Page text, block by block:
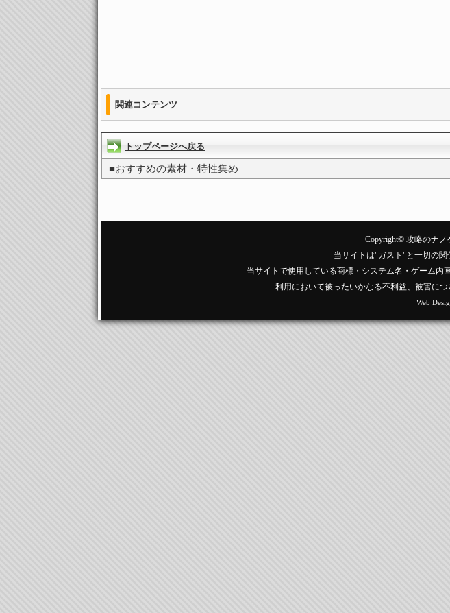
関連コンテンツ
トップページへ戻る
■おすすめの素材・特性集め
Copyright© 攻略のナノ
当サイトは"ガスト"と一切の関
当サイトで使用している商標・システム名・ゲーム内
利用において被ったいかなる不利益、被害に
Web